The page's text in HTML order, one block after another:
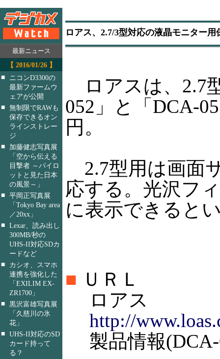
最新ニュース
【 2016/01/26 】
■
ニコンD3300の
最新ファームウ
ェアが公開
■ 無制限でRAWも
保存できるオン
ラインストレー
ジ
■
加藤健志写真展
「空から伝える
目撃者 ～パイロ
ットと見た日本
の風景～」
■ 平岡正写真展
「Tokyo Bay area
／20xx」
■ Lexar、読み出し
300MB/秒の
UHS-II対応SDカ
ードなど
■
カシオ、スマホ
連携を強化した
「EXILIM EX-
ZR1700」
■ 黒沢富雄写真展
「久慈川の氷
花」
■ UHS-II対応のSD
カード持って
る？
ロアス、2.7/3型対応の液晶モニター用
ロアスは、2.7
052」と「DCA-
円。
2.7型用は画面
応する。光沢フ
に表示できると
■ ＵＲＬ
ロアス
http://
製品情報(DCA-